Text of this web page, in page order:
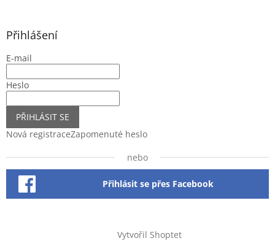
Přihlášení
E-mail
Heslo
PŘIHLÁSIT SE
Nová registraceZapomenuté heslo
nebo
Přihlásit se přes Facebook
Vytvořil Shoptet